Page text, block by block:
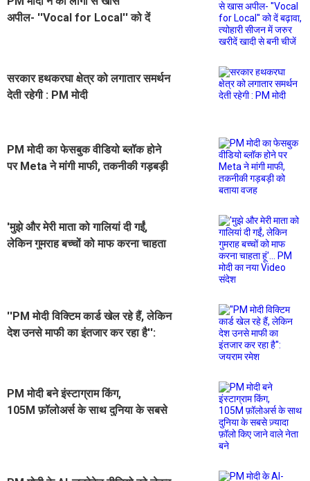
अपील- ''Vocal for Local'' को दें
सरकार हथकरघा क्षेत्र को लगातार समर्थन
देती रहेगी : PM मोदी
PM मोदी का फेसबुक वीडियो ब्लॉक होने
पर Meta ने मांगी माफी, तकनीकी गड़बड़ी
'मुझे और मेरी माता को गालियां दी गईं,
लेकिन गुमराह बच्चों को माफ करना चाहता
''PM मोदी विक्टिम कार्ड खेल रहे हैं, लेकिन
देश उनसे माफी का इंतजार कर रहा है'':
PM मोदी बने इंस्टाग्राम किंग,
105M फ़ॉलोअर्स के साथ दुनिया के सबसे